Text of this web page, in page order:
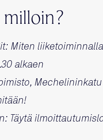
milloin?
Miten
alkaen
Täytä